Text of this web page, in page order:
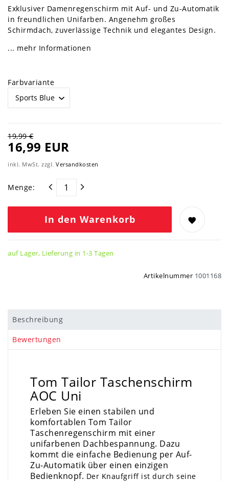
Exklusiver Damenregenschirm mit Auf- und Zu-Automatik
in freundlichen Unifarben. Angenehm großes
Schirmdach, zuverlässige Technik und elegantes Design.
... mehr Informationen
Farbvariante
19,99 €
16,99 EUR
inkl. MwSt. zzgl. Versandkosten
Menge:
In den Warenkorb
auf Lager, Lieferung in 1-3 Tagen
Artikelnummer 1001168
Beschreibung
Bewertungen
Tom Tailor Taschenschirm
AOC Uni
Erleben Sie einen stabilen und
komfortablen Tom Tailor
Taschenregenschirm mit einer
unifarbenen Dachbespannung. Dazu
kommt die einfache Bedienung per Auf-
Zu-Automatik über einen einzigen
Bedienknopf. Der Knaufgriff ist durch seine